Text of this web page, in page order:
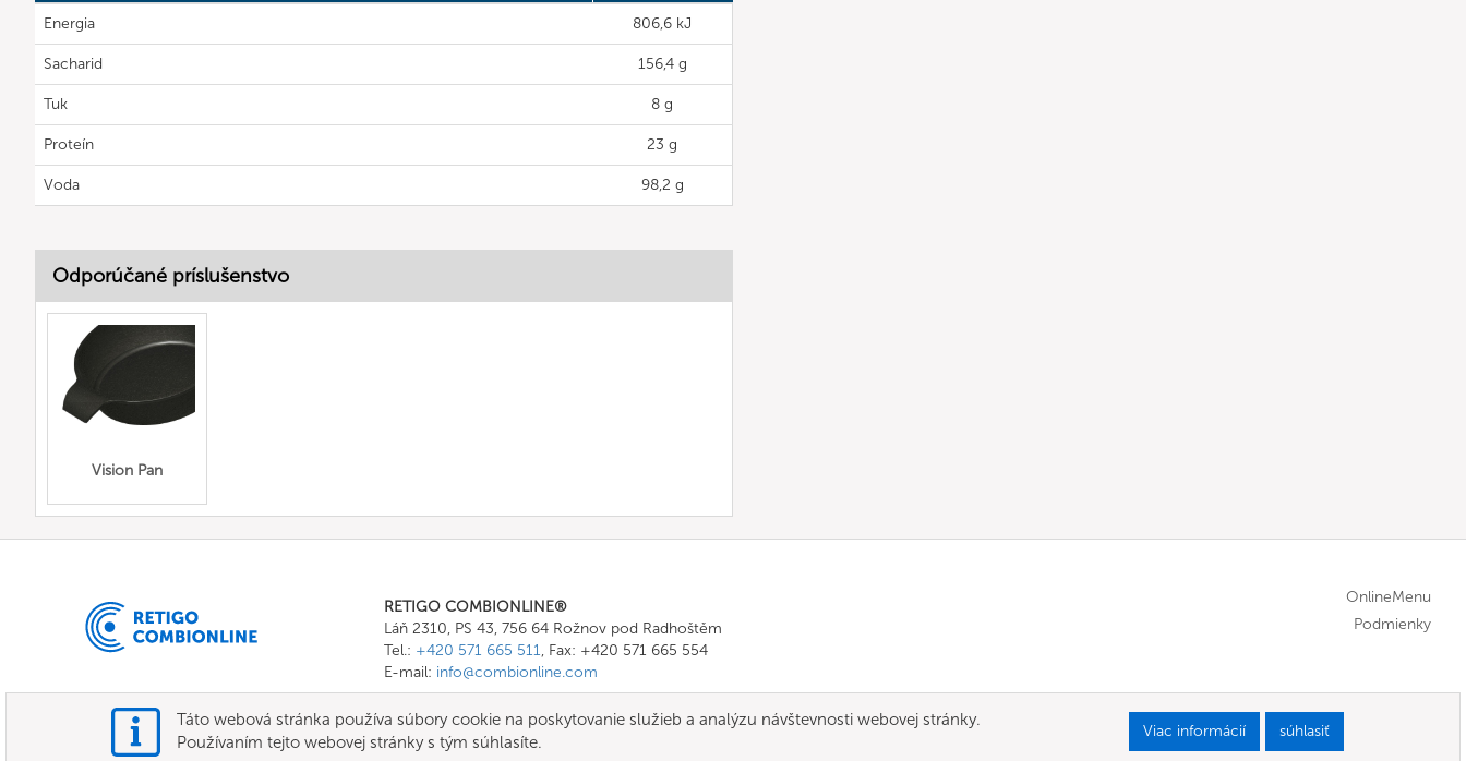
Energia 806,6 kJ
Sacharid 156,4 g
Tuk 8 g
Proteín 23 g
Voda 98,2 g
Odporúčané príslušenstvo
Vision Pan
RETIGO COMBIONLINE®
Láň 2310, PS 43, 756 64 Rožnov pod Radhoštěm
Tel.: +420 571 665 511, Fax: +420 571 665 554
E-mail: info@combionline.com
OnlineMenu
Podmienky
Táto webová stránka používa súbory cookie na poskytovanie služieb a analýzu návštevnosti webovej stránky.
Používaním tejto webovej stránky s tým súhlasíte.
Viac informácií súhlasiť